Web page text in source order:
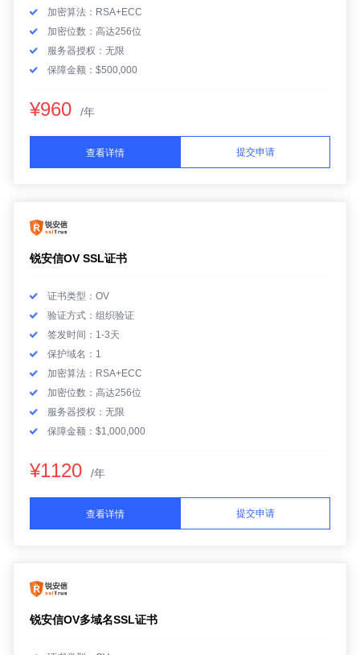
加密算法：RSA+ECC
加密位数：高达256位
服务器授权：无限
保障金额：$500,000
¥960 /年
查看详情 提交申请
锐安信OV SSL证书
证书类型：OV
验证方式：组织验证
签发时间：1-3天
保护域名：1
加密算法：RSA+ECC
加密位数：高达256位
服务器授权：无限
保障金额：$1,000,000
¥1120 /年
查看详情 提交申请
锐安信OV多域名SSL证书